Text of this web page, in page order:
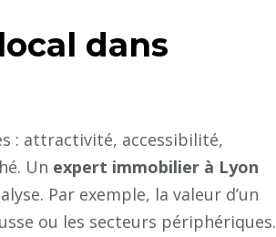
dans
: attractivité, accessibilité,
Un expert immobilier à Lyon
Par exemple, la valeur d’un
ou les secteurs périphériques.